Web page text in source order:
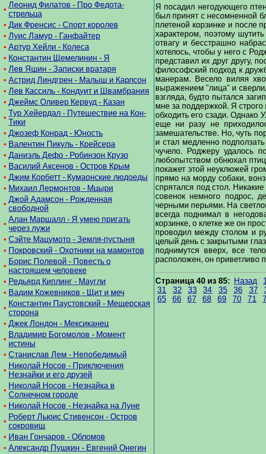
•
Леонид Филатов - Про Федота-
стрельца
• Дик Френсис - Спорт королев
• Луис Ламур - Ганфайтер
• Артур Хейли - Колеса
• Константин Щемелинин - Я
• Лев Яшин - Записки вратаря
• Астрид Линдгрен - Малыш и Карлсон
• Лев Кассиль - Кондуит и Швамбрания
• Джеймс Оливер Кервуд - Казан
•
Тур Хейердал - Путешествие на Кон-
Тики
• Джозеф Конрад - Юность
• Валентин Пикуль - Крейсера
• Даниэль Дефо - Робинзон Крузо
• Василий Аксенов - Остров Крым
• Джим Корбетт - Кумаонские людоеды
• Михаил Лермонтов - Мцыри
•
Джой Адамсон - Рожденная
свободной
•
Алан Маршалл - Я умею пригать
через лужи
• Сэйте Мацумото - Земля-пустыня
• Покровский - Охотники на мамонтов
•
Борис Полевой - Повесть о
настоящем человеке
• Редьярд Киплинг - Маугли
• Вадим Кожевников - Щит и меч
•
Константин Паустовский - Мещерская
сторона
• Джек Лондон - Мексиканец
•
Владимир Богомолов - Момент
истины
• Станислав Лем - Непобедимый
•
Николай Носов - Приключения
Незнайки и его друзей
•
Николай Носов - Незнайка в
Солнечном городе
• Николай Носов - Незнайка на Луне
•
Роберт Льюис Стивенсон - Остров
сокровищ
• Иван Гончаров - Обломов
• Александр Пушкин - Евгений Онегин
Я посадил негодующего
был принят с несомненной
плетеной корзинке и после
характером, поэтому
отвагу и бесстрашно
хотелось, чтобы у него с
представил их друг другу,
философский подход к
манерам. Весело виляя
выражением "лица" и
взгляда, будто пытался
мне за поддержкой. Я
обходить его сзади. Однако
еще ни разу не
замешательстве. Но, чуть
и стал медленно
чучело. Роджеру удалось
любопытством обнюхал
покажет этой неуклюжей
прямо на морду собаки,
спрятался под стол.
совенок немного подрос,
черными перьями. На
всегда поднимал в
корзинке, о клетке же он
проводил между столом и
целый день с закрытыми
поднимутся вверх, все
расположен, он приветливо
Страница 40 из 85: Назад
31
32 33 34 35 36 37
65
66 67 68 69 70 71